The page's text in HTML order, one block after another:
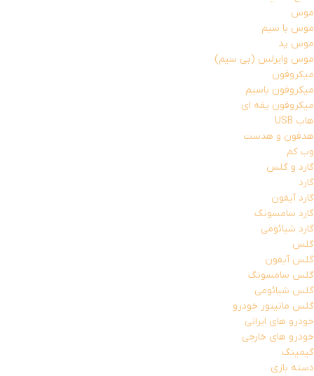
موس
موس با سیم
موس پد
موس وایرلس (بی سیم)
میکروفون
میکروفون باسیم
میکروفون یقه ای
هاب USB
هدفون و هدست
وب کم
گارد و گلس
گارد
گارد آیفون
گارد سامسونگ
گارد شیائومی
گلس
گلس آیفون
گلس سامسونگ
گلس شیائومی
گلس مانیتور خودرو
خودرو های ایرانی
خودرو های خارجی
گیمینگ
دسته بازی